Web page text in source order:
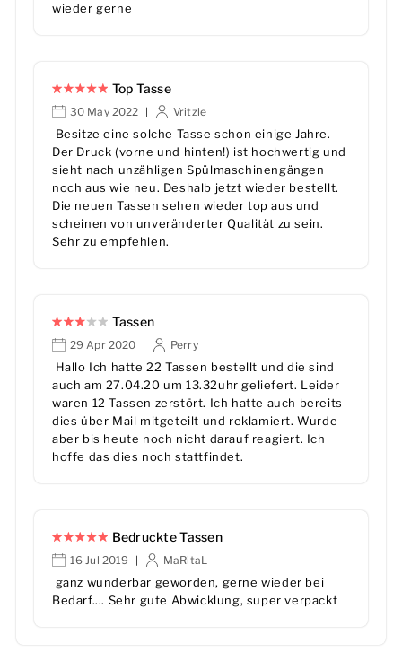
wieder gerne
Top Tasse
30 May 2022 | Vritzle
Besitze eine solche Tasse schon einige Jahre.
Der Druck (vorne und hinten!) ist hochwertig und
sieht nach unzähligen Spülmaschinengängen
noch aus wie neu. Deshalb jetzt wieder bestellt.
Die neuen Tassen sehen wieder top aus und
scheinen von unveränderter Qualität zu sein.
Sehr zu empfehlen.
Tassen
29 Apr 2020 | Perry
Hallo Ich hatte 22 Tassen bestellt und die sind
auch am 27.04.20 um 13.32uhr geliefert. Leider
waren 12 Tassen zerstört. Ich hatte auch bereits
dies über Mail mitgeteilt und reklamiert. Wurde
aber bis heute noch nicht darauf reagiert. Ich
hoffe das dies noch stattfindet.
Bedruckte Tassen
16 Jul 2019 | MaRitaL
ganz wunderbar geworden, gerne wieder bei
Bedarf.... Sehr gute Abwicklung, super verpackt